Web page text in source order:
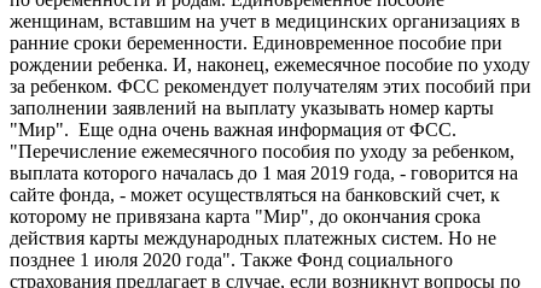
женщинам, вставшим на учет в медицинских организациях в
ранние сроки беременности. Единовременное пособие при
рождении ребенка. И, наконец, ежемесячное пособие по уходу
за ребенком. ФСС рекомендует получателям этих пособий при
заполнении заявлений на выплату указывать номер карты
"Мир". Еще одна очень важная информация от ФСС.
"Перечисление ежемесячного пособия по уходу за ребенком,
выплата которого началась до 1 мая 2019 года, - говорится на
сайте фонда, - может осуществляться на банковский счет, к
которому не привязана карта "Мир", до окончания срока
действия карты международных платежных систем. Но не
позднее 1 июля 2020 года". Также Фонд социального
страхования предлагает в случае, если возникнут вопросы по